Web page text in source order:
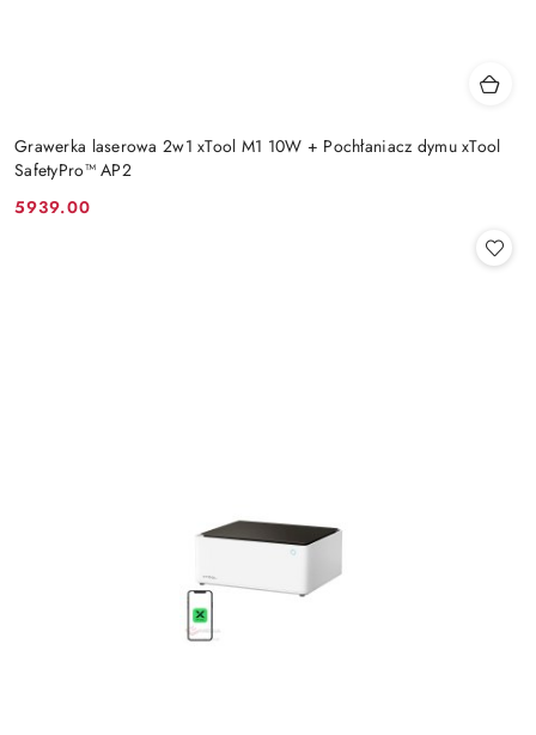
Grawerka laserowa 2w1 xTool M1 10W + Pochłaniacz dymu xTool
SafetyPro™ AP2
Cena:
5939.00